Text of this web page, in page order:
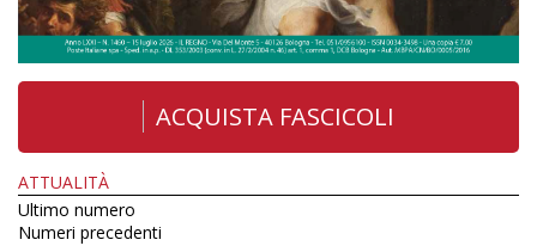
ACQUISTA FASCICOLI
ATTUALITÀ
Ultimo numero
Numeri precedenti